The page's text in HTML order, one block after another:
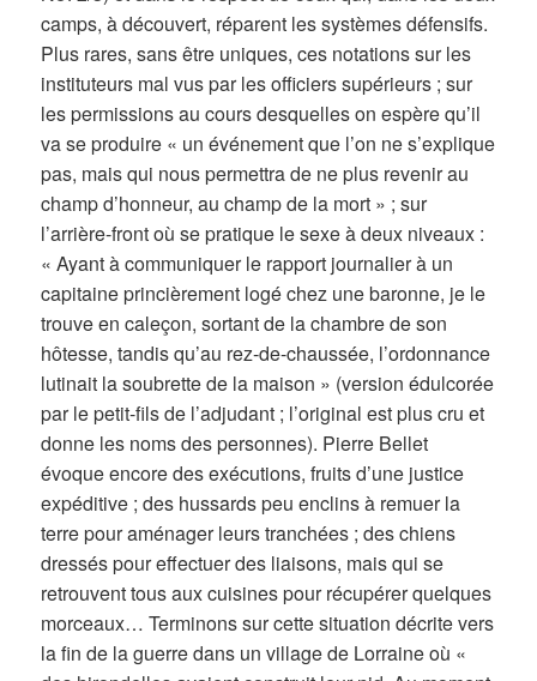
camps, à découvert, réparent les systèmes défensifs.
Plus rares, sans être uniques, ces notations sur les
instituteurs mal vus par les officiers supérieurs ; sur
les permissions au cours desquelles on espère qu’il
va se produire « un événement que l’on ne s’explique
pas, mais qui nous permettra de ne plus revenir au
champ d’honneur, au champ de la mort » ; sur
l’arrière-front où se pratique le sexe à deux niveaux :
« Ayant à communiquer le rapport journalier à un
capitaine princièrement logé chez une baronne, je le
trouve en caleçon, sortant de la chambre de son
hôtesse, tandis qu’au rez-de-chaussée, l’ordonnance
lutinait la soubrette de la maison » (version édulcorée
par le petit-fils de l’adjudant ; l’original est plus cru et
donne les noms des personnes). Pierre Bellet
évoque encore des exécutions, fruits d’une justice
expéditive ; des hussards peu enclins à remuer la
terre pour aménager leurs tranchées ; des chiens
dressés pour effectuer des liaisons, mais qui se
retrouvent tous aux cuisines pour récupérer quelques
morceaux… Terminons sur cette situation décrite vers
la fin de la guerre dans un village de Lorraine où «